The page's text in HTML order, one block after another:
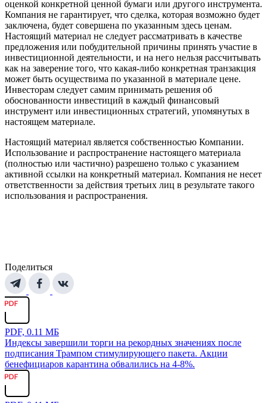
оценкой конкретной ценной бумаги или другого инструмента.
Компания не гарантирует, что сделка, которая возможно будет
заключена, будет совершена по указанным здесь ценам.
Настоящий материал не следует рассматривать в качестве
предложения или побудительной причины принять участие в
инвестиционной деятельности, и на него нельзя рассчитывать
как на заверение того, что какая-либо конкретная транзакция
может быть осуществима по указанной в материале цене.
Инвесторам следует самим принимать решения об
обоснованности инвестиций в каждый финансовый
инструмент или инвестиционных стратегий, упомянутых в
настоящем материале.
Настоящий материал является собственностью Компании.
Использование и распространение настоящего материала
(полностью или частично) разрешено только с указанием
активной ссылки на конкретный материал. Компания не несет
ответственности за действия третьих лиц в результате такого
использования и распространения.
Поделиться
PDF, 0.11 МБ
Индексы завершили торги на рекордных значениях после
подписания Трампом стимулирующего пакета. Акции
бенефициаров карантина обвалились на 4-8%.